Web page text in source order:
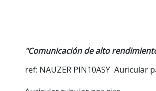
"Comunicación de alto
ref: NAUZER PIN10ASY Auricular